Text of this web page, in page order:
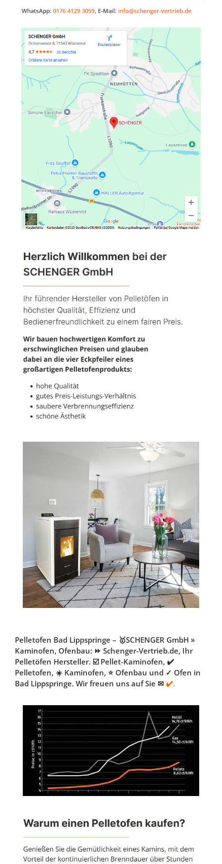
Pelletofen Bad Lippspringe – 🥇SCHENGER GmbH »
Kaminofen, Ofenbau: ⏩ Schenger-Vertrieb.de, Ihr
Pelletöfen Hersteller. ☑️ Pellet-Kaminofen, ✔️
Pelletofen, ☀️ Kaminofen, ⭐ Ofenbau und ✓ Ofen in
Bad Lippspringe. Wir freuen uns auf Sie ✉ ✔️.